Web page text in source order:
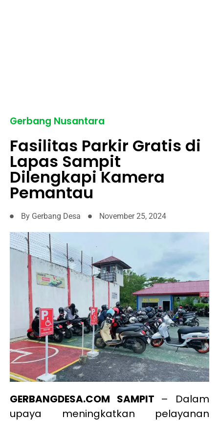
Gerbang Nusantara
Fasilitas Parkir Gratis di
Lapas Sampit
Dilengkapi Kamera
Pemantau
By Gerbang Desa November 25, 2024
GERBANGDESA.COM SAMPIT – Dalam
upaya meningkatkan pelayanan